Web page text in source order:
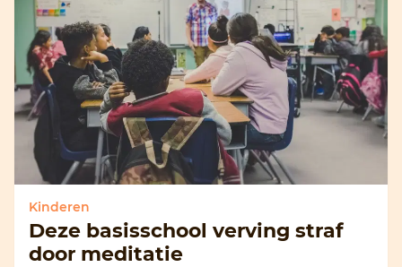
Kinderen
Deze basisschool verving straf
door meditatie